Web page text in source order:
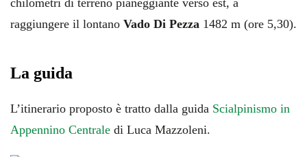
chilometri di terreno pianeggiante verso est, a
raggiungere il lontano Vado Di Pezza 1482 m (ore 5,30).
La guida
L’itinerario proposto è tratto dalla guida Scialpinismo in
Appennino Centrale di Luca Mazzoleni.